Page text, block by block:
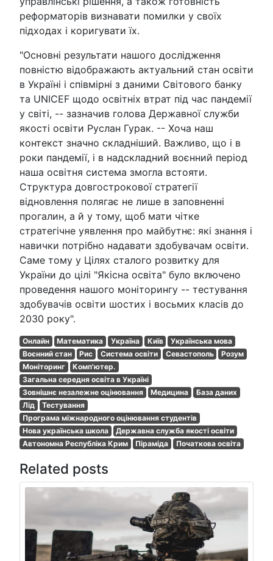
реформаторів визнавати помилки у своїх
підходах і коригувати їх.
"Основні результати нашого дослідження
повністю відображають актуальний стан освіти
в Україні і співмірні з даними Світового банку
та UNICEF щодо освітніх втрат під час пандемії
у світі, -- зазначив голова Державної служби
якості освіти Руслан Гурак. -- Хоча наш
контекст значно складніший. Важливо, що і в
роки пандемії, і в надскладний воєнний період
наша освітня система змогла встояти.
Структура довгострокової стратегії
відновлення полягає не лише в заповненні
прогалин, а й у тому, щоб мати чітке
стратегічне уявлення про майбутнє: які знання і
навички потрібно надавати здобувачам освіти.
Саме тому у Цілях сталого розвитку для
України до цілі "Якісна освіта" було включено
проведення нашого моніторингу -- тестування
здобувачів освіти шостих і восьмих класів до
2030 року".
Онлайн Математика Україна Київ
Українська мова
Воєнний стан
Рис Система освіти Севастополь
Розум
Моніторинг
Комп'ютер.
Загальна середня освіта в Україні
Зовнішнє незалежне оцінювання
Медицина
База даних
Лід
Тестування
Програма міжнародного оцінювання студентів
Нова українська школа
Державна служба якості освіти
Автономна Республіка Крим
Піраміда Початкова освіта
Related posts